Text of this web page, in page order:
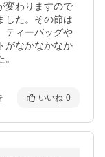
変わりますので
した。その節は
ティーバッグや
がなかなかなか
いいね 0